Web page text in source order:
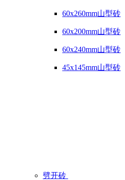
60x260mm山型砖
60x200mm山型砖
60x240mm山型砖
45x145mm山型砖
劈开砖